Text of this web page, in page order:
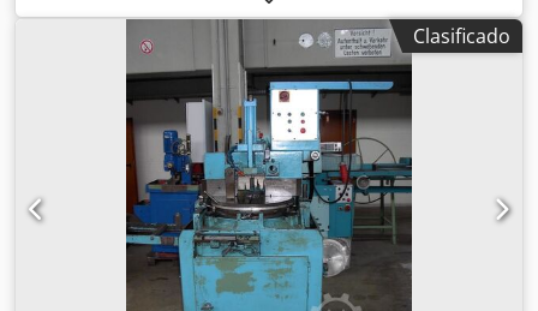
1,5 kW Siemens Motor de alimentación de material 1,5 kW
Siemens Diámetro de hoja de sierra Ø360 x T2,6 x 2,25 x 40
mm Rango de corte mín. 3000 mm Rango de corte máx.
7000 mm Control Siemens Hidráulica válvula Rexroth
Refrigerante: aceite de corte pulverizado Espacio
requerido aprox. 2900 x 7400 mm Peso de la máquina
aprox. 4900 kg Crsdpfx Asyk Ihvjhaef GERD WOLFF GLS-160
Sierra circular de alta potencia (totalmente automatizada)
Desde 10 milímetros hasta 250 milímetros de acero, cortan
precisa y fácilmente acero de cualquier tipo en segundos.
Equipada con componentes de Alemania, combinamos
ingeniería alemana con fabricación turca.
Clasificado